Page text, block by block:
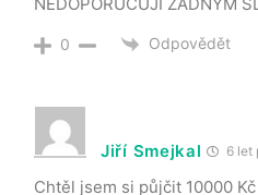
0 Odpovědět
Jiří Smejkal 6 let
Chtěl jsem si půjčit 10000